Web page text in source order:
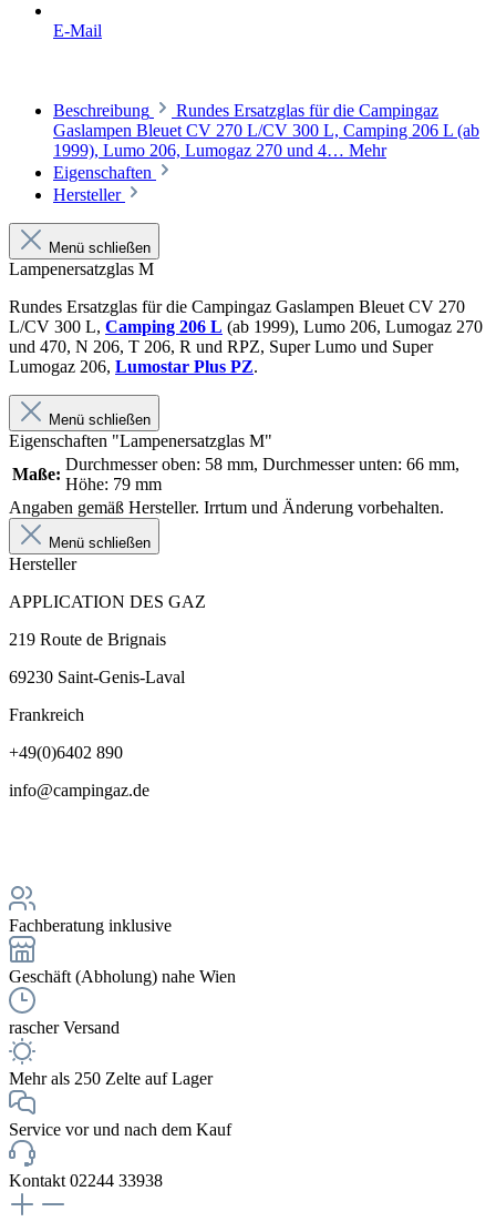
E-Mail
Beschreibung
Rundes Ersatzglas für die Campingaz
Gaslampen Bleuet CV 270 L/CV 300 L, Camping 206 L (ab
1999), Lumo 206, Lumogaz 270 und 4… Mehr
Eigenschaften
Hersteller
Menü schließen
Lampenersatzglas M
Rundes Ersatzglas für die Campingaz Gaslampen Bleuet CV 270
L/CV 300 L, Camping 206 L (ab 1999), Lumo 206, Lumogaz 270
und 470, N 206, T 206, R und RPZ, Super Lumo und Super
Lumogaz 206, Lumostar Plus PZ.
Menü schließen
Eigenschaften "Lampenersatzglas M"
Maße:
Durchmesser oben: 58 mm, Durchmesser unten: 66 mm,
Höhe: 79 mm
Angaben gemäß Hersteller. Irrtum und Änderung vorbehalten.
Menü schließen
Hersteller
APPLICATION DES GAZ
219 Route de Brignais
69230 Saint-Genis-Laval
Frankreich
+49(0)6402 890
info@campingaz.de
Fachberatung inklusive
Geschäft (Abholung) nahe Wien
rascher Versand
Mehr als 250 Zelte auf Lager
Service vor und nach dem Kauf
Kontakt 02244 33938